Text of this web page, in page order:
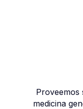
medicina